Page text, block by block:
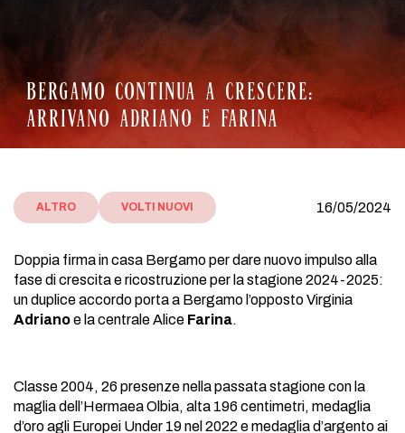
BERGAMO CONTINUA A CRESCERE:
ARRIVANO ADRIANO E FARINA
ALTRO VOLTI NUOVI 16/05/2024
Doppia firma in casa Bergamo per dare nuovo impulso alla
fase di crescita e ricostruzione per la stagione 2024-2025:
un duplice accordo porta a Bergamo l’opposto Virginia
Adrianoe la centrale Alice Farina.
Classe 2004, 26 presenze nella passata stagione con la
maglia dell’Hermaea Olbia, alta 196 centimetri, medaglia
d’oro agli Europei Under 19 nel 2022 e medaglia d’argento ai